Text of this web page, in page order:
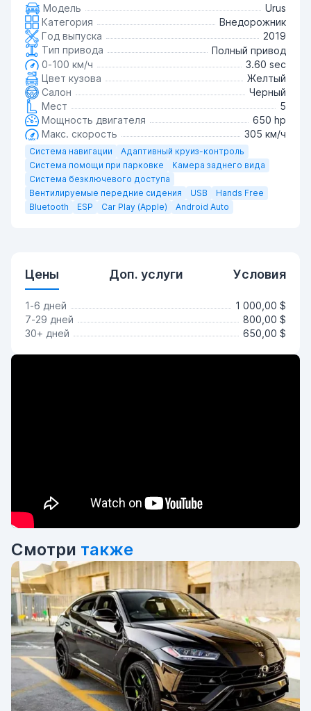
Модель
Urus
Категория
Внедорожник
Год выпуска
2019
Тип привода
Полный привод
0-100 км/ч
3.60 sec
Цвет кузова
Желтый
Салон
Черный
Мест
5
Мощность двигателя
650 hp
Макс. скорость
305 км/ч
Система навигации
Адаптивный круиз-контроль
Система помощи при парковке
Камера заднего вида
Система безключевого доступа
Вентилируемые передние сидения
USB
Hands Free
Bluetooth
ESP Car Play (Apple) Android Auto
Цены Доп. услуги Условия
1-6 дней
1 000,00 $
7-29 дней
800,00 $
30+ дней
650,00 $
Смотри также